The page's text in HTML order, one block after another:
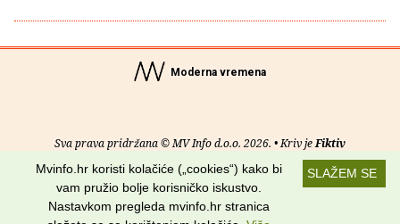
Moderna vremena
Sva prava pridržana © MV Info d.o.o. 2026. • Kriv jeFiktiv
O nama• Pomoć• Uvjeti korištenja•RSS kanali
Potraži nas na:
SLAŽEM SE
Mvinfo.hr koristi kolačiće („cookies“) kako bi
vam pružio bolje korisničko iskustvo.
Nastavkom pregleda mvinfo.hr stranica